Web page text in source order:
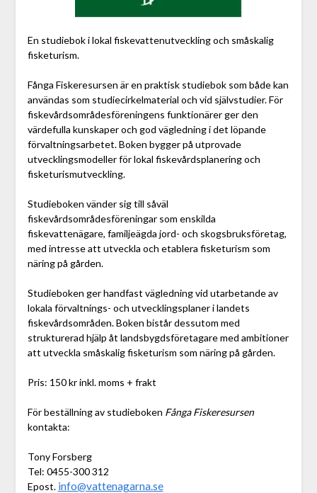
En studiebok i lokal fiskevattenutveckling och småskalig
fisketurism.
Fånga Fiskeresursen är en praktisk studiebok som både kan
användas som studiecirkelmaterial och vid självstudier. För
fiskevårdsområdesföreningens funktionärer ger den
värdefulla kunskaper och god vägledning i det löpande
förvaltningsarbetet. Boken bygger på utprovade
utvecklingsmodeller för lokal fiskevårdsplanering och
fisketurismutveckling.
Studieboken vänder sig till såväl
fiskevårdsområdesföreningar som enskilda
fiskevattenägare, familjeägda jord- och skogsbruksföretag,
med intresse att utveckla och etablera fisketurism som
näring på gården.
Studieboken ger handfast vägledning vid utarbetande av
lokala förvaltnings- och utvecklingsplaner i landets
fiskevårdsområden. Boken bistår dessutom med
strukturerad hjälp åt landsbygdsföretagare med ambitioner
att utveckla småskalig fisketurism som näring på gården.
Pris: 150 kr inkl. moms + frakt
För beställning av studieboken Fånga Fiskeresursen
kontakta:
Tony Forsberg
Tel: 0455-300 312
Epost. info@vattenagarna.se